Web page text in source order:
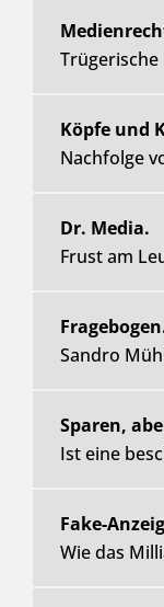
Trügerische
Köpfe und
Nachfolge
Dr. Media.
Frust am
Sandro
Sparen,
Ist eine
Fake-
Wie das